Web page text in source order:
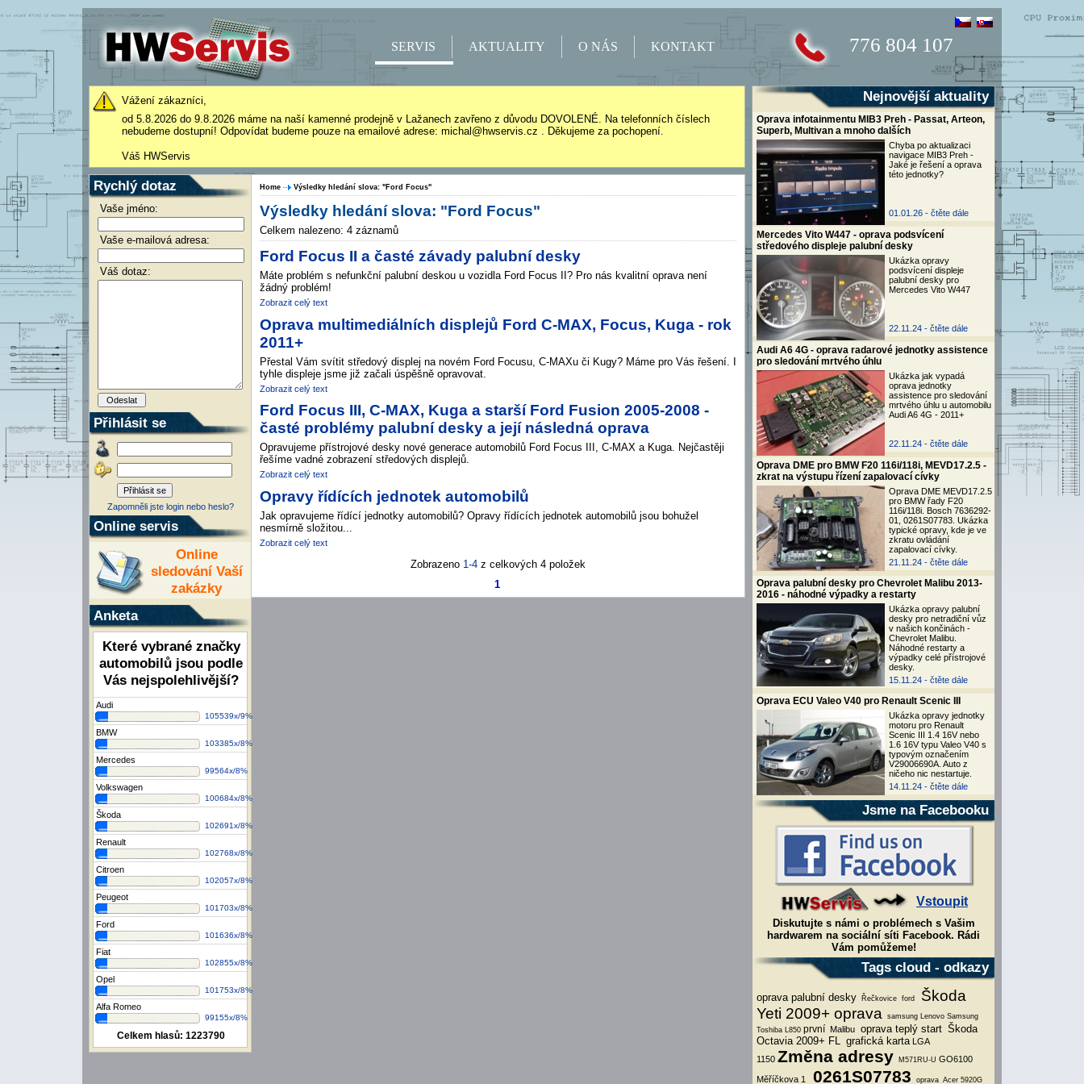
776 804 107
SERVIS AKTUALITY O NÁS KONTAKT
Nejnovější aktuality
Oprava infotainmentu MIB3 Preh - Passat, Arteon,
Superb, Multivan a mnoho dalších
Chyba po aktualizaci
navigace MIB3 Preh -
Jaké je řešení a oprava
této jednotky?
01.01.26 - čtěte dále
Mercedes Vito W447 - oprava podsvícení
středového displeje palubní desky
Ukázka opravy
podsvícení displeje
palubní desky pro
Mercedes Vito W447
22.11.24 - čtěte dále
Audi A6 4G - oprava radarové jednotky assistence
pro sledování mrtvého úhlu
Ukázka jak vypadá
oprava jednotky
assistence pro sledování
mrtvého úhlu u automobilu
Audi A6 4G - 2011+
22.11.24 - čtěte dále
Oprava DME pro BMW F20 116i/118i, MEVD17.2.5 -
zkrat na výstupu řízení zapalovací cívky
Oprava DME MEVD17.2.5
pro BMW řady F20
116i/118i. Bosch 7636292-
01, 0261S07783. Ukázka
typické opravy, kde je ve
zkratu ovládání
zapalovací cívky.
21.11.24 - čtěte dále
Oprava palubní desky pro Chevrolet Malibu 2013-
2016 - náhodné výpadky a restarty
Ukázka opravy palubní
desky pro netradiční vůz
v našich končinách -
Chevrolet Malibu.
Náhodné restarty a
výpadky celé přístrojové
desky.
15.11.24 - čtěte dále
Oprava ECU Valeo V40 pro Renault Scenic III
Ukázka opravy jednotky
motoru pro Renault
Scenic III 1.4 16V nebo
1.6 16V typu Valeo V40 s
typovým označením
V29006690A. Auto z
ničeho nic nestartuje.
14.11.24 - čtěte dále
Jsme na Facebooku
Vstoupit
Diskutujte s námi o problémech s Vašim
hardwarem na sociální síti Facebook. Rádi
Vám pomůžeme!
Tags cloud - odkazy
oprava palubní desky Řečkovice ford
Škoda
Yeti 2009+ oprava
samsung Lenovo Samsung
Toshiba L850 první Malibu oprava teplý start Škoda
Octavia 2009+ FL grafická karta LGA
1150 Změna adresy M571RU-U GO6100
Měříčkova 1 0261S07783 oprava Acer 5920G
Vážení zákazníci,
od 5.8.2026 do 9.8.2026 máme na naší kamenné prodejně v Lažanech zavřeno z důvodu DOVOLENÉ. Na telefonních číslech
nebudeme dostupní! Odpovídat budeme pouze na emailové adrese: michal@hwservis.cz . Děkujeme za pochopení.
Váš HWServis
Rychlý dotaz
Vaše jméno:
Vaše e-mailová adresa:
Váš dotaz:
Přihlásit se
Zapomněli jste login nebo heslo?
Online servis
Online
sledování Vaší
zakázky
Anketa
Které vybrané značky
automobilů jsou podle
Vás nejspolehlivější?
Audi
105539x/9%
BMW
103385x/8%
Mercedes
99564x/8%
Volkswagen
100684x/8%
Škoda
102691x/8%
Renault
102768x/8%
Citroen
102057x/8%
Peugeot
101703x/8%
Ford
101636x/8%
Fiat
102855x/8%
Opel
101753x/8%
Alfa Romeo
99155x/8%
Celkem hlasů: 1223790
Home Výsledky hledání slova: "Ford Focus"
Výsledky hledání slova: "Ford Focus"
Celkem nalezeno: 4 záznamů
Ford Focus II a časté závady palubní desky
Máte problém s nefunkční palubní deskou u vozidla Ford Focus II? Pro nás kvalitní oprava není
žádný problém!
Zobrazit celý text
Oprava multimediálních displejů Ford C-MAX, Focus, Kuga - rok
2011+
Přestal Vám svítit středový displej na novém Ford Focusu, C-MAXu či Kugy? Máme pro Vás řešení. I
tyhle displeje jsme již začali úspěšně opravovat.
Zobrazit celý text
Ford Focus III, C-MAX, Kuga a starší Ford Fusion 2005-2008 -
časté problémy palubní desky a její následná oprava
Opravujeme přístrojové desky nové generace automobilů Ford Focus III, C-MAX a Kuga. Nejčastěji
řešíme vadné zobrazení středových displejů.
Zobrazit celý text
Opravy řídících jednotek automobilů
Jak opravujeme řídící jednotky automobilů? Opravy řídících jednotek automobilů jsou bohužel
nesmírně složitou...
Zobrazit celý text
Zobrazeno 1-4 z celkových 4 položek
1